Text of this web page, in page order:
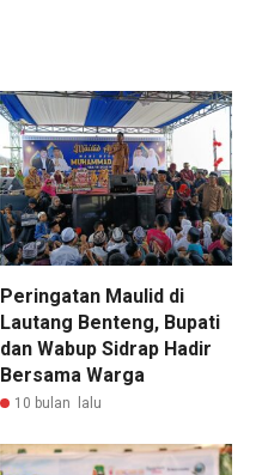
Peringatan Maulid di
Lautang Benteng, Bupati
dan Wabup Sidrap Hadir
Bersama Warga
10 bulan lalu